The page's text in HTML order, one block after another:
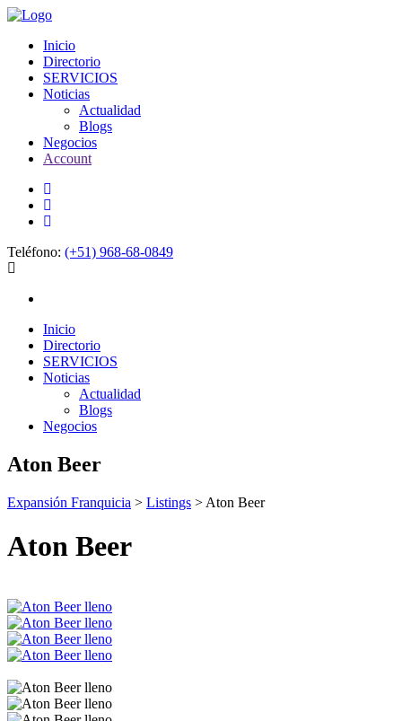
Inicio
Directorio
SERVICIOS
Noticias
Actualidad
Blogs
Negocios
Account
Teléfono: (+51) 968-68-0849
Inicio
Directorio
SERVICIOS
Noticias
Actualidad
Blogs
Negocios
Aton Beer
Expansión Franquicia > Listings > Aton Beer
Aton Beer